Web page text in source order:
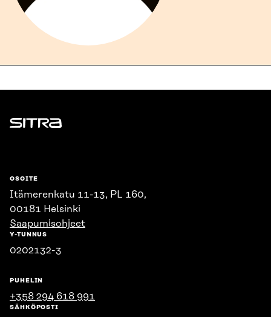
Sitra
OSOITE
Itämerenkatu 11-13, PL 160,
00181 Helsinki
Saapumisohjeet
Y-TUNNUS
0202132-3
PUHELIN
+358 294 618 991
SÄHKÖPOSTI